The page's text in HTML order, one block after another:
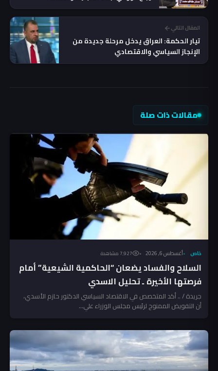
المستقبل
المقال التالي
تيار الحكمة: العراق يدخل مرحلة جديدة من
الإنجاز السياسي والاقتصادي
مقالات ذات صلة
خاص أغسطس 6, 2026 7٬927 مشاهدة
السلاح والفساد يضعان “الحاكمية الشيعية” أمام
فرصتها الأخيرة ـ تحليل الاسدي
جريدة / .. أكد المتخصص في الاقتصاد السياسي الدكتور حازم الأسدي،
أن التفويض الممنوح لرئيس مجلس الوزراء علي...